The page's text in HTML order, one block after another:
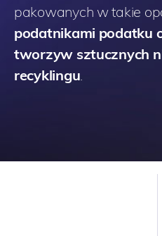
pakowanych w takie
podatnikami podatku
tworzyw sztucznych
recyklingu